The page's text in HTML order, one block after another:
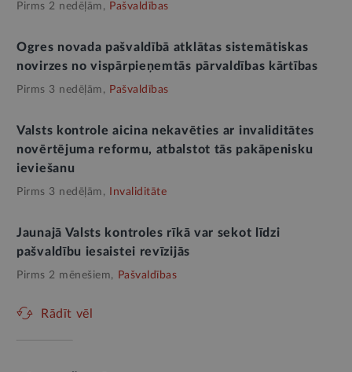
Pirms 2 nedēļām, Pašvaldības
Ogres novada pašvaldībā atklātas sistemātiskas
novirzes no vispārpieņemtās pārvaldības kārtības
Pirms 3 nedēļām, Pašvaldības
Valsts kontrole aicina nekavēties ar invaliditātes
novērtējuma reformu, atbalstot tās pakāpenisku
ieviešanu
Pirms 3 nedēļām, Invaliditāte
Jaunajā Valsts kontroles rīkā var sekot līdzi
pašvaldību iesaistei revīzijās
Pirms 2 mēnešiem, Pašvaldības
Rādīt vēl